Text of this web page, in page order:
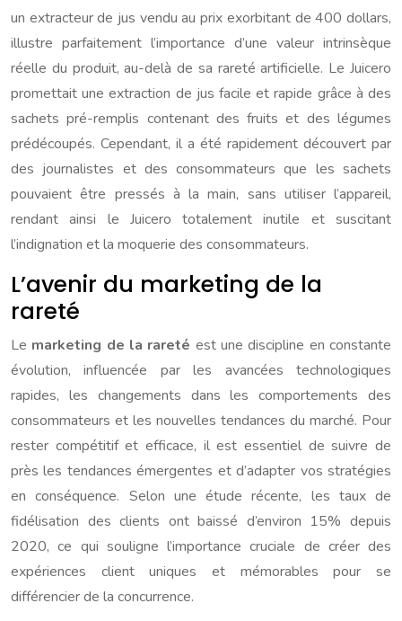
un extracteur de jus vendu au prix exorbitant de 400 dollars,
illustre parfaitement l’importance d’une valeur intrinsèque
réelle du produit, au-delà de sa rareté artificielle. Le Juicero
promettait une extraction de jus facile et rapide grâce à des
sachets pré-remplis contenant des fruits et des légumes
prédécoupés. Cependant, il a été rapidement découvert par
des journalistes et des consommateurs que les sachets
pouvaient être pressés à la main, sans utiliser l’appareil,
rendant ainsi le Juicero totalement inutile et suscitant
l’indignation et la moquerie des consommateurs.
L’avenir du marketing de la
rareté
Le marketing de la rareté est une discipline en constante
évolution, influencée par les avancées technologiques
rapides, les changements dans les comportements des
consommateurs et les nouvelles tendances du marché. Pour
rester compétitif et efficace, il est essentiel de suivre de
près les tendances émergentes et d’adapter vos stratégies
en conséquence. Selon une étude récente, les taux de
fidélisation des clients ont baissé d’environ 15% depuis
2020, ce qui souligne l’importance cruciale de créer des
expériences client uniques et mémorables pour se
différencier de la concurrence.